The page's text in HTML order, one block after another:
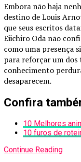
Embora não haja
destino de Louis
que seus escritos
Eiichiro Oda não
como uma presença
para reforçar um dos
conhecimento
desaparecem.
Confira
10 Melhores
10 furos de
Continue Reading